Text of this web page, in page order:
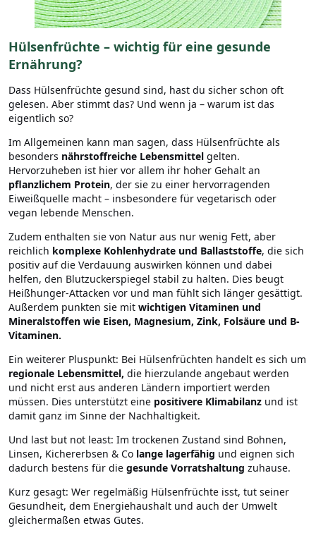
Hülsenfrüchte – wichtig für eine gesunde
Ernährung?
Dass Hülsenfrüchte gesund sind, hast du sicher schon oft
gelesen. Aber stimmt das? Und wenn ja – warum ist das
eigentlich so?
Im Allgemeinen kann man sagen, dass Hülsenfrüchte als
besonders nährstoffreiche Lebensmittel gelten.
Hervorzuheben ist hier vor allem ihr hoher Gehalt an
pflanzlichem Protein, der sie zu einer hervorragenden
Eiweißquelle macht – insbesondere für vegetarisch oder
vegan lebende Menschen.
Zudem enthalten sie von Natur aus nur wenig Fett, aber
reichlich komplexe Kohlenhydrate und Ballaststoffe, die sich
positiv auf die Verdauung auswirken können und dabei
helfen, den Blutzuckerspiegel stabil zu halten. Dies beugt
Heißhunger-Attacken vor und man fühlt sich länger gesättigt.
Außerdem punkten sie mit wichtigen Vitaminen und
Mineralstoffen wie Eisen, Magnesium, Zink, Folsäure und B-
Vitaminen.
Ein weiterer Pluspunkt: Bei Hülsenfrüchten handelt es sich um
regionale Lebensmittel, die hierzulande angebaut werden
und nicht erst aus anderen Ländern importiert werden
müssen. Dies unterstützt eine positivere Klimabilanz und ist
damit ganz im Sinne der Nachhaltigkeit.
Und last but not least: Im trockenen Zustand sind Bohnen,
Linsen, Kichererbsen & Co lange lagerfähig und eignen sich
dadurch bestens für die gesunde Vorratshaltung zuhause.
Kurz gesagt: Wer regelmäßig Hülsenfrüchte isst, tut seiner
Gesundheit, dem Energiehaushalt und auch der Umwelt
gleichermaßen etwas Gutes.